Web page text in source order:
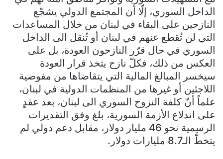
الداخل السوري، إلّا أن المجتمع الدولي يشجّع
النازحين على البقاء في لبنان من خلال المساعدات
التي لن تُقطع عنهم في لبنان أو تُنقل الى الداخل
السوري في حال قرّر النازحون العودة، بل على
العكس من ذلك، فكلّ نازح يتخذ قرار العودة
سيخسر المبالغ المالية التي يتقاضاها من مفوضية
اللاجئين أو غيرها من المنظمات الدولية في لبنان،
علماً أنّ كلفة النزوح السوري الى لبنان، بعد عقدٍ
على اندلاع الأزمة السورية، بلغ وفق التقديرات
الرسمية نحو 46 مليار دولار، مقابل دعم دولي لم
يتخطَّ الـ8.7 مليارات دولار.